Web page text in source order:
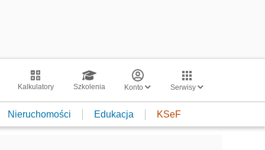
Kalkulatory Szkolenia Konto Serwisy
Nieruchomości Edukacja KSeF